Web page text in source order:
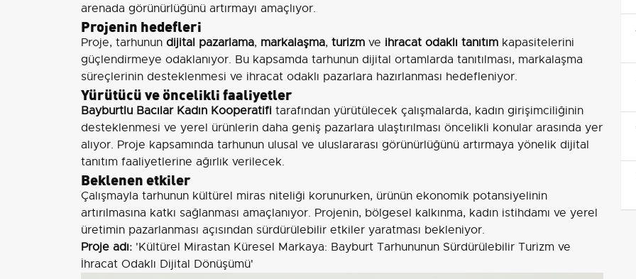
arenada görünürlüğünü artırmayı amaçlıyor.
Projenin hedefleri
Proje, tarhunun dijital pazarlama, markalaşma, turizm ve ihracat odaklı tanıtım kapasitelerini
güçlendirmeye odaklanıyor. Bu kapsamda tarhunun dijital ortamlarda tanıtılması, markalaşma
süreçlerinin desteklenmesi ve ihracat odaklı pazarlara hazırlanması hedefleniyor.
Yürütücü ve öncelikli faaliyetler
Bayburtlu Bacılar Kadın Kooperatifi tarafından yürütülecek çalışmalarda, kadın girişimciliğinin
desteklenmesi ve yerel ürünlerin daha geniş pazarlara ulaştırılması öncelikli konular arasında yer
alıyor. Proje kapsamında tarhunun ulusal ve uluslararası görünürlüğünü artırmaya yönelik dijital
tanıtım faaliyetlerine ağırlık verilecek.
Beklenen etkiler
Çalışmayla tarhunun kültürel miras niteliği korunurken, ürünün ekonomik potansiyelinin
artırılmasına katkı sağlanması amaçlanıyor. Projenin, bölgesel kalkınma, kadın istihdamı ve yerel
üretimin pazarlanması açısından sürdürülebilir etkiler yaratması bekleniyor.
Proje adı: 'Kültürel Mirastan Küresel Markaya: Bayburt Tarhununun Sürdürülebilir Turizm ve
İhracat Odaklı Dijital Dönüşümü'